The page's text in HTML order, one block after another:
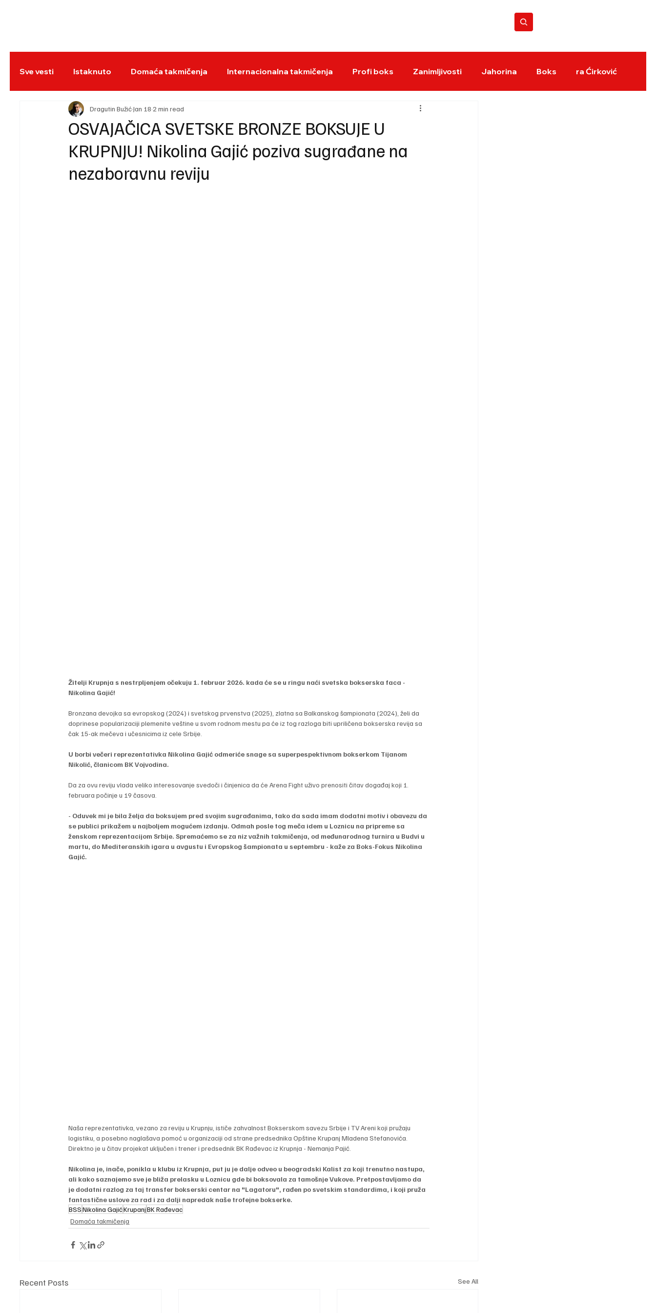
BOKS
REC
Sve vesti Istaknuto Domaća takmičenja Internacionalna takmičenja Profi boks Zanimljivosti Jahorina Boks ra Ćirković
OSVAJAČICA SVETSKE BRONZE BOKSUJE U
KRUPNJU! Nikolina Gajić poziva sugrađane na
nezaboravnu reviju
Dragutin BužićJan 18 2 min read
Žitelji Krupnja s nestrpljenjem očekuju 1. februar 2026. kada će se u ringu naći svetska bokserska faca -
Nikolina Gajić!
Bronzana devojka sa evropskog (2024) i svetskog prvenstva (2025), zlatna sa Balkanskog šampionata (2024), želi da
doprinese popularizaciji plemenite veštine u svom rodnom mestu pa će iz tog razloga biti upriličena bokserska revija sa
čak 15-ak mečeva i učesnicima iz cele Srbije.
U borbi večeri reprezentativka Nikolina Gajić odmeriće snage sa superpespektivnom bokserkom Tijanom
Nikolić, članicom BK Vojvodina.
Da za ovu reviju vlada veliko interesovanje svedoči i činjenica da će Arena Fight uživo prenositi čitav događaj koji 1.
februara počinje u 19 časova.
- Oduvek mi je bila želja da boksujem pred svojim sugrađanima, tako da sada imam dodatni motiv i obavezu da
se publici prikažem u najboljem mogućem izdanju. Odmah posle tog meča idem u Loznicu na pripreme sa
ženskom reprezentacijom Srbije. Spremaćemo se za niz važnih takmičenja, od međunarodnog turnira u Budvi u
martu, do Mediteranskih igara u avgustu i Evropskog šampionata u septembru - kaže za Boks-Fokus Nikolina
Gajić.
Naša reprezentativka, vezano za reviju u Krupnju, ističe zahvalnost Bokserskom savezu Srbije i TV Areni koji pružaju
logistiku, a posebno naglašava pomoć u organizaciji od strane predsednika Opštine Krupanj Mladena Stefanovića.
Direktno je u čitav projekat uključen i trener i predsednik BK Rađevac iz Krupnja - Nemanja Pajić.
Nikolina je, inače, ponikla u klubu iz Krupnja, put ju je dalje odveo u beogradski Kalist za koji trenutno nastupa,
ali kako saznajemo sve je bliža prelasku u Loznicu gde bi boksovala za tamošnje Vukove. Pretpostavljamo da
je dodatni razlog za taj transfer bokserski centar na "Lagatoru", rađen po svetskim standardima, i koji pruža
fantastične uslove za rad i za dalji napredak naše trofejne bokserke.
BSSNikolina GajićKrupanjBK Rađevac
Domaća takmičenja
Recent Posts See All